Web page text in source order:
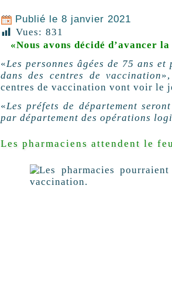
Publié le 8 janvier 2021
Vues: 831
«Nous avons décidé d’avancer
«Les personnes âgées de 75 ans
dans des centres de vaccination
centres de vaccination vont voir le
«Les préfets de département
par département des opérations
Les pharmaciens attendent le